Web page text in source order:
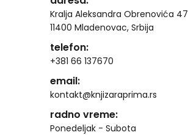
Kralja Aleksandra Obrenovića 47
11400 Mladenovac, Srbija
telefon:
+381 66 137670
email:
kontakt@knjizaraprima.rs
radno vreme:
Ponedeljak - Subota